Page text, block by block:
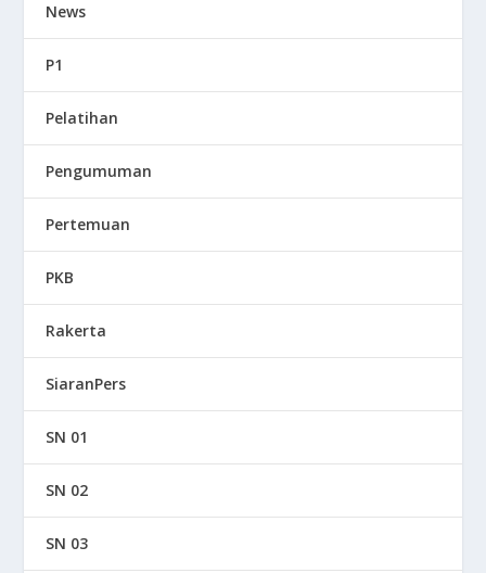
News
P1
Pelatihan
Pengumuman
Pertemuan
PKB
Rakerta
SiaranPers
SN 01
SN 02
SN 03